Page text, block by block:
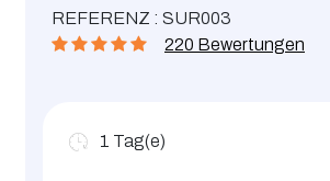
REFERENZ : SUR003
220 Bewertungen
1 Tag(e)